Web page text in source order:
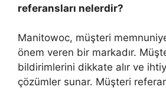
referansları nelerdir?
Manitowoc, müşteri
önem veren bir markadır.
bildirimlerini dikkate alır ve
çözümler sunar. Müşteri